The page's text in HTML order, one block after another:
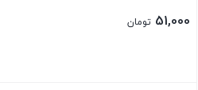
51,000 تومان